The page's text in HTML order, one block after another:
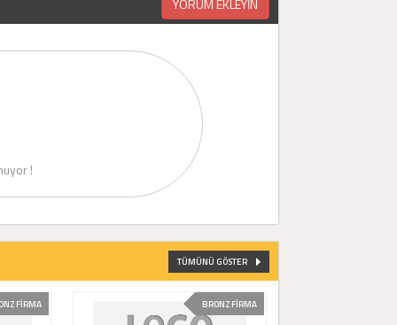
YORUM EKLEYİN
!
TÜMÜNÜ GÖSTER
FİRMA BRONZ FİRMA